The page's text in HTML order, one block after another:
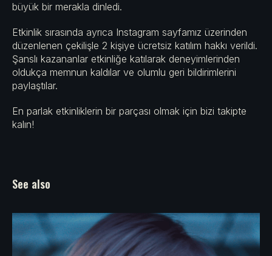
büyük bir merakla dinledi.
Etkinlik sırasında ayrıca Instagram sayfamız üzerinden
düzenlenen çekilişle 2 kişiye ücretsiz katılım hakkı verildi.
Şanslı kazananlar etkinliğe katılarak deneyimlerinden
oldukça memnun kaldılar ve olumlu geri bildirimlerini
paylaştılar.
En parlak etkinliklerin bir parçası olmak için bizi takipte
kalın!
See also